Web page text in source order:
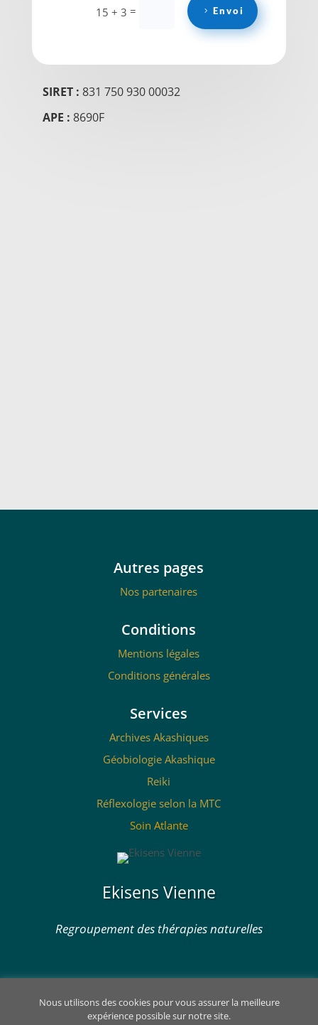
15 + 3 = Envoi
SIRET : 831 750 930 00032
APE : 8690F
Autres pages
Nos partenaires
Conditions
Mentions légales
Conditions générales
Services
Archives Akashiques
Géobiologie Akashique
Reiki
Réflexologie selon la MTC
Soin Atlante
Ekisens Vienne
Regroupement des thérapies naturelles
Nous utilisons des cookies pour vous assurer la meilleure
expérience possible sur notre site.